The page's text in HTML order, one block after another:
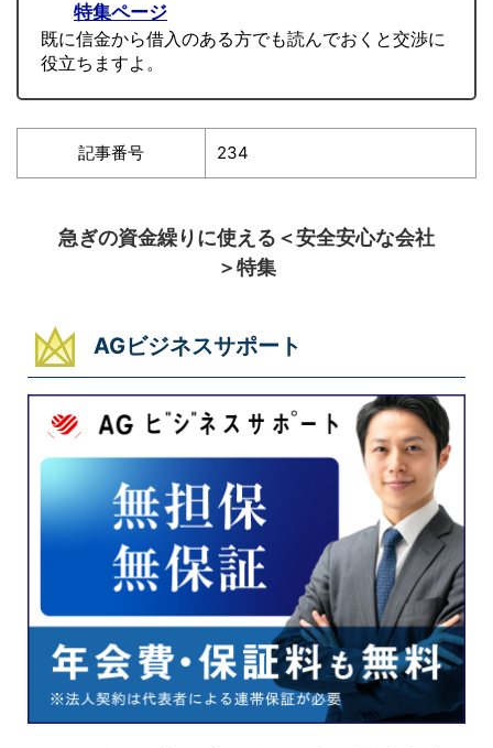
特集ページ
既に信金から借入のある方でも読んでおくと交渉に
役立ちますよ。
記事番号 234
急ぎの資金繰りに使える＜安全安心な会社
＞特集
AGビジネスサポート